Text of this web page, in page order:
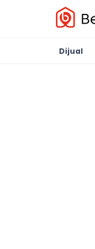
Dijual